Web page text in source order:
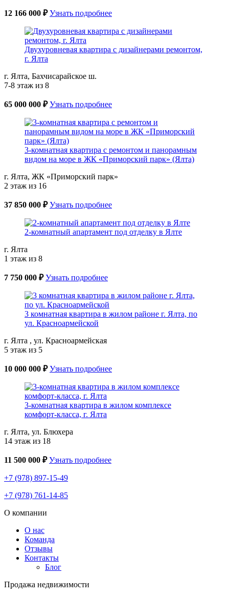
12 166 000 ₽ Узнать подробнее
Двухуровневая квартира с дизайнерами ремонтом,
г. Ялта
г. Ялта, Бахчисарайское ш.
7-8 этаж из 8
65 000 000 ₽ Узнать подробнее
3-комнатная квартира с ремонтом и панорамным
видом на море в ЖК «Приморский парк» (Ялта)
г. Ялта, ЖК «Приморский парк»
2 этаж из 16
37 850 000 ₽ Узнать подробнее
2-комнатный апартамент под отделку в Ялте
г. Ялта
1 этаж из 8
7 750 000 ₽ Узнать подробнее
3 комнатная квартира в жилом районе г. Ялта, по
ул. Красноармейской
г. Ялта , ул. Красноармейская
5 этаж из 5
10 000 000 ₽ Узнать подробнее
3-комнатная квартира в жилом комплексе
комфорт-класса, г. Ялта
г. Ялта, ул. Блюхера
14 этаж из 18
11 500 000 ₽ Узнать подробнее
+7 (978) 897-15-49
+7 (978) 761-14-85
О компании
О нас
Команда
Отзывы
Контакты
Блог
Продажа недвижимости